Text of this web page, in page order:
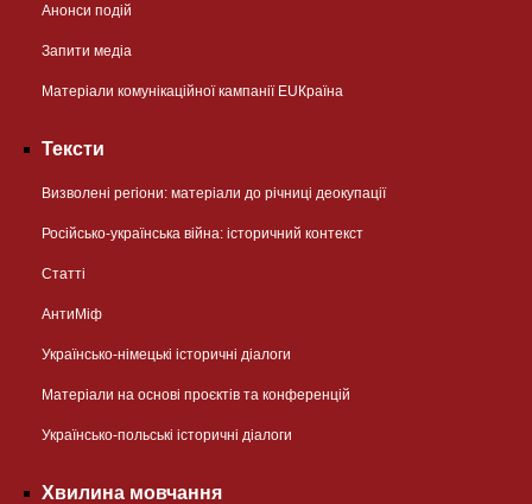
Анонси подій
Запити медіа
Матеріали комунікаційної кампанії EUКраїна
Тексти
Визволені регіони: матеріали до річниці деокупації
Російсько-українська війна: історичний контекст
Статті
АнтиМіф
Українсько-німецькі історичні діалоги
Матеріали на основі проєктів та конференцій
Українсько-польські історичні діалоги
Хвилина мовчання